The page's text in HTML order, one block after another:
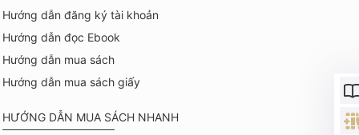
Hướng dẫn đăng ký tài khoản
Hướng dẫn đọc Ebook
Hướng dẫn mua sách
Hướng dẫn mua sách giấy
HƯỚNG DẪN MUA SÁCH NHANH